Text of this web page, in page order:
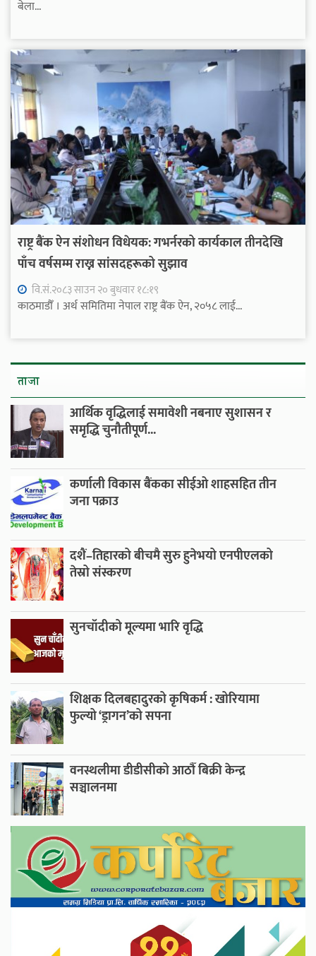
बेला...
राष्ट्र बैंक ऐन संशोधन विधेयक: गभर्नरको कार्यकाल तीनदेखि
पाँच वर्षसम्म राख्न सांसदहरूको सुझाव
वि.सं.२०८३ साउन २० बुधवार १८:१९
काठमाडौँ । अर्थ समितिमा नेपाल राष्ट्र बैंक ऐन, २०५८ लाई...
ताजा
आर्थिक वृद्धिलाई समावेशी नबनाए सुशासन र
समृद्धि चुनौतीपूर्ण...
कर्णाली विकास बैंकका सीईओ शाहसहित तीन
जना पक्राउ
दशैं–तिहारको बीचमै सुरु हुनेभयो एनपीएलको
तेस्रो संस्करण
सुनचाँदीको मूल्यमा भारि वृद्धि
शिक्षक दिलबहादुरको कृषिकर्म : खोरियामा
फुल्यो ‘ड्रागन’को सपना
वनस्थलीमा डीडीसीको आठौँ बिक्री केन्द्र
सञ्चालनमा